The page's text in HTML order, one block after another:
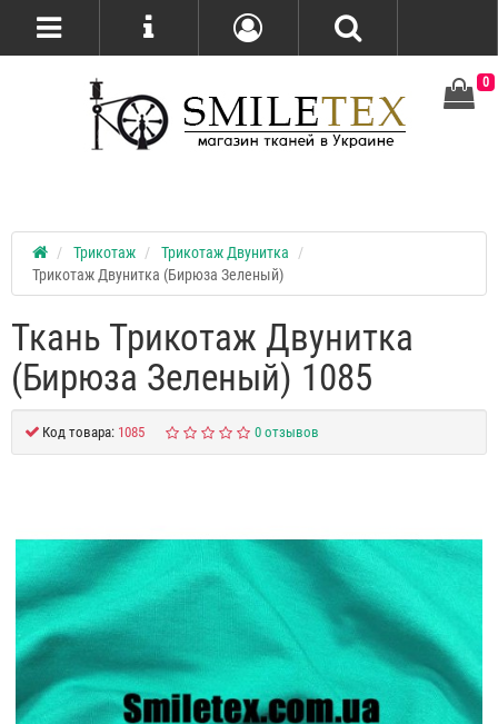
0
Трикотаж
Трикотаж Двунитка
Трикотаж Двунитка (Бирюза Зеленый)
Ткань Трикотаж Двунитка
(Бирюза Зеленый) 1085
Код товара: 1085 0 отзывов